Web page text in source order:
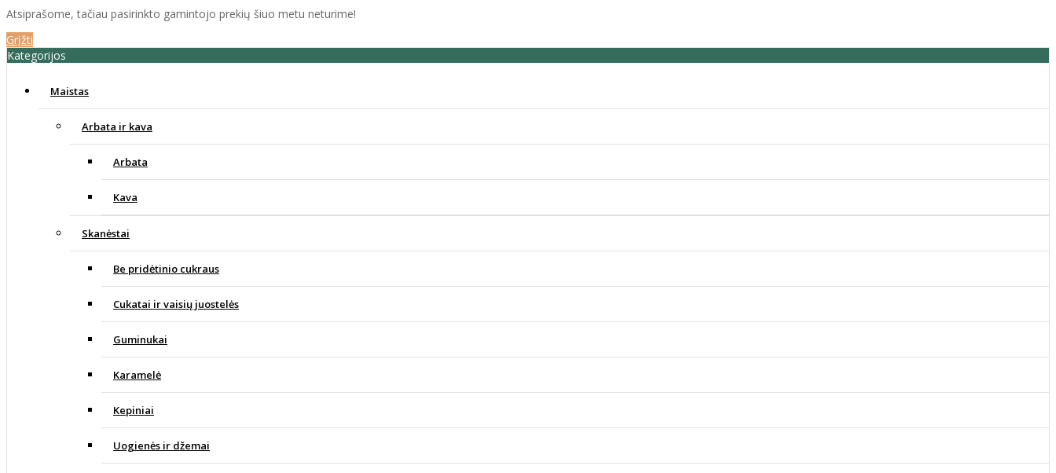
Atsiprašome, tačiau pasirinkto gamintojo prekių šiuo metu neturime!
Grįžti
Kategorijos
Maistas
Arbata ir kava
Arbata
Kava
Skanėstai
Be pridėtinio cukraus
Cukatai ir vaisių juostelės
Guminukai
Karamelė
Kepiniai
Uogienės ir džemai